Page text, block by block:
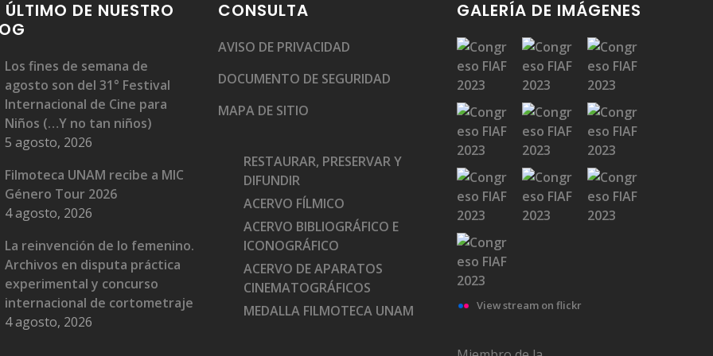
ÚLTIMO DE NUESTRO
Los fines de semana de
agosto son del 31° Festival
Internacional de Cine para
Niños (…Y no tan niños)
5 agosto, 2026
Filmoteca UNAM recibe a MIC
Género Tour 2026
4 agosto, 2026
La reinvención de lo femenino.
Archivos en disputa práctica
experimental y concurso
internacional de cortometraje
4 agosto, 2026
CONSULTA
AVISO DE PRIVACIDAD
DOCUMENTO DE SEGURIDAD
MAPA DE SITIO
RESTAURAR, PRESERVAR Y
DIFUNDIR
ACERVO FÍLMICO
ACERVO BIBLIOGRÁFICO E
ICONOGRÁFICO
ACERVO DE APARATOS
CINEMATOGRÁFICOS
MEDALLA FILMOTECA UNAM
GALERÍA DE IMÁGENES
View stream on flickr